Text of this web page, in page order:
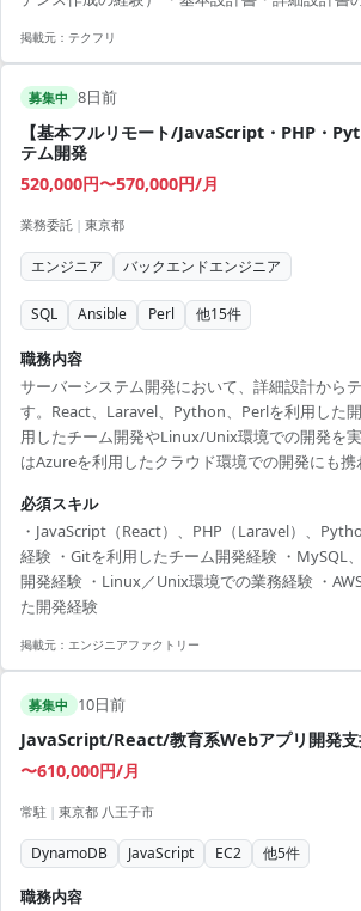
掲載元： テクフリ
募集中 8日前
【基本フルリモート/JavaScript・PHP・
テム開発
520,000円〜570,000円/月
業務委託 | 東京都
エンジニア バックエンドエンジニア
SQL Ansible Perl 他15件
職務内容
サーバーシステム開発において、詳細設計から
す。React、Laravel、Python、Perlを利用した
用したチーム開発やLinux/Unix環境での開発を
はAzureを利用したクラウド環境での開発にも携
ームワーク：React、Laravel ・インフラ：AWS
ス：MySQL、PostgreSQL、DynamoDB ・OS
理：Ansible ・バージョン管理：Git
必須スキル
・JavaScript（React）、PHP（Laravel）、
経験 ・Gitを利用したチーム開発経験 ・MySQL
開発経験 ・Linux／Unix環境での業務経験 ・
た開発経験
掲載元： エンジニアファクトリー
募集中 10日前
JavaScript/React/教育系Webアプリ開発
〜610,000円/月
常駐 | 東京都 八王子市
DynamoDB JavaScript EC2 他5件
職務内容